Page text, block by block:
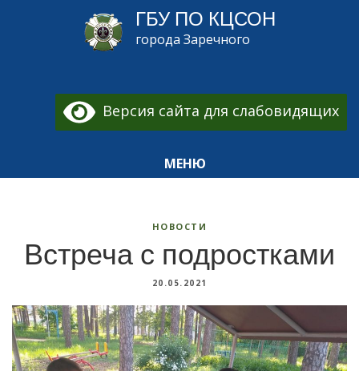
ГБУ ПО КЦСОН
города Заречного
Версия сайта для слабовидящих
МЕНЮ
НОВОСТИ
Встреча с подростками
20.05.2021